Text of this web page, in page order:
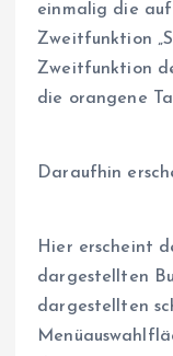
einmalig die auf
Zweitfunktion
Zweitfunktion
die orangene
Daraufhin
Hier erscheint
dargestellten
dargestellten